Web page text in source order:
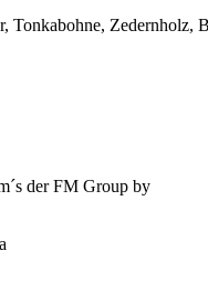
Tonkabohne, Zedernholz,
der FM Group by